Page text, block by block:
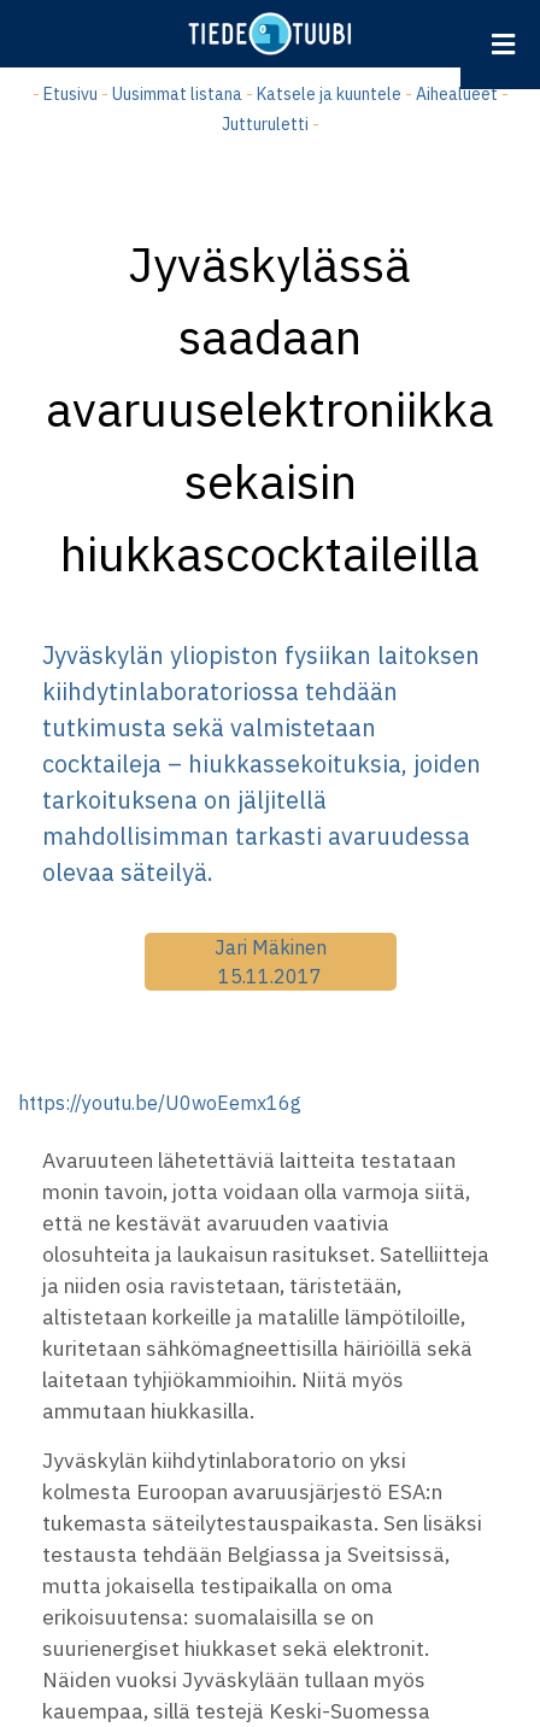
- Etusivu - Uusimmat listana- Katsele ja kuuntele - Aihealueet-
Jutturuletti -
Jyväskylässä
saadaan
avaruuselektroniikka
sekaisin
hiukkascocktaileilla
Jyväskylän yliopiston fysiikan laitoksen
kiihdytinlaboratoriossa tehdään
tutkimusta sekä valmistetaan
cocktaileja – hiukkassekoituksia, joiden
tarkoituksena on jäljitellä
mahdollisimman tarkasti avaruudessa
olevaa säteilyä.
Jari Mäkinen
15.11.2017
https://youtu.be/U0woEemx16g
Avaruuteen lähetettäviä laitteita testataan
monin tavoin, jotta voidaan olla varmoja siitä,
että ne kestävät avaruuden vaativia
olosuhteita ja laukaisun rasitukset. Satelliitteja
ja niiden osia ravistetaan, täristetään,
altistetaan korkeille ja matalille lämpötiloille,
kuritetaan sähkömagneettisilla häiriöillä sekä
laitetaan tyhjiökammioihin. Niitä myös
ammutaan hiukkasilla.
Jyväskylän kiihdytinlaboratorio on yksi
kolmesta Euroopan avaruusjärjestö ESA:n
tukemasta säteilytestauspaikasta. Sen lisäksi
testausta tehdään Belgiassa ja Sveitsissä,
mutta jokaisella testipaikalla on oma
erikoisuutensa: suomalaisilla se on
suurienergiset hiukkaset sekä elektronit.
Näiden vuoksi Jyväskylään tullaan myös
kauempaa, sillä testejä Keski-Suomessa